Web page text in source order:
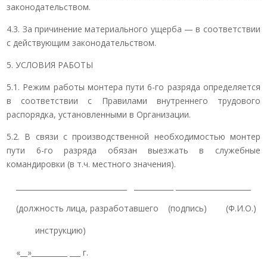
законодательством.
4.3. За причинение материального ущерба — в соответствии
с действующим законодательством.
5. УСЛОВИЯ РАБОТЫ
5.1. Режим работы монтера пути 6-го разряда определяется
в соответствии с Правилами внутреннего трудового
распорядка, установленными в Организации.
5.2. В связи с производственной необходимостью монтер
пути 6-го разряда обязан выезжать в служебные
командировки (в т.ч. местного значения).
(должность лица, разработавшего (подпись) (Ф.И.О.)
инструкцию)
«__»__________ ___ г.